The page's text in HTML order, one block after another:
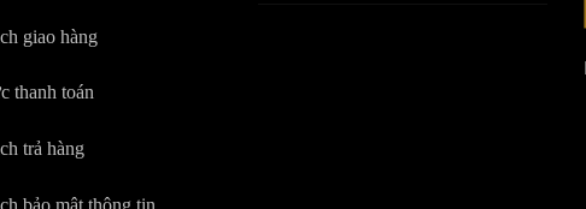
giao hàng
thanh toán
trả hàng
bảo mật thông tin